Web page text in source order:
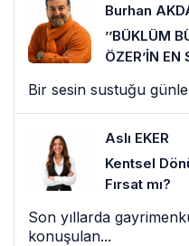
Burhan
’’BÜKLÜM
ÖZER’İN EN
Bir sesin sustuğu
Aslı EKER
Kentsel
Fırsat mı?
Son yıllarda
konuşulan...